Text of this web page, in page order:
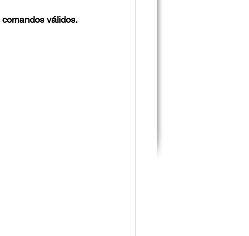
comandos válidos.